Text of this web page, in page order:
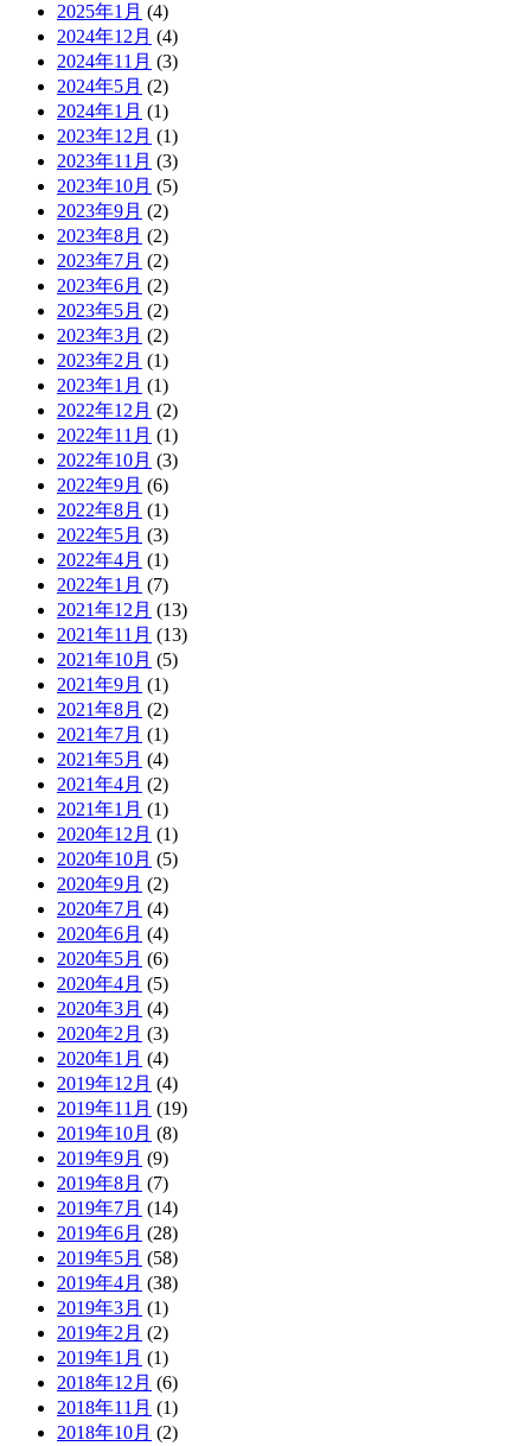
2025年1月 (4)
2024年12月 (4)
2024年11月 (3)
2024年5月 (2)
2024年1月 (1)
2023年12月 (1)
2023年11月 (3)
2023年10月 (5)
2023年9月 (2)
2023年8月 (2)
2023年7月 (2)
2023年6月 (2)
2023年5月 (2)
2023年3月 (2)
2023年2月 (1)
2023年1月 (1)
2022年12月 (2)
2022年11月 (1)
2022年10月 (3)
2022年9月 (6)
2022年8月 (1)
2022年5月 (3)
2022年4月 (1)
2022年1月 (7)
2021年12月 (13)
2021年11月 (13)
2021年10月 (5)
2021年9月 (1)
2021年8月 (2)
2021年7月 (1)
2021年5月 (4)
2021年4月 (2)
2021年1月 (1)
2020年12月 (1)
2020年10月 (5)
2020年9月 (2)
2020年7月 (4)
2020年6月 (4)
2020年5月 (6)
2020年4月 (5)
2020年3月 (4)
2020年2月 (3)
2020年1月 (4)
2019年12月 (4)
2019年11月 (19)
2019年10月 (8)
2019年9月 (9)
2019年8月 (7)
2019年7月 (14)
2019年6月 (28)
2019年5月 (58)
2019年4月 (38)
2019年3月 (1)
2019年2月 (2)
2019年1月 (1)
2018年12月 (6)
2018年11月 (1)
2018年10月 (2)